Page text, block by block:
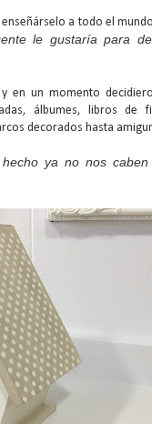
a todo el
le gustaría para
en un momento
álbumes, libros de
decorados hasta
ya no nos